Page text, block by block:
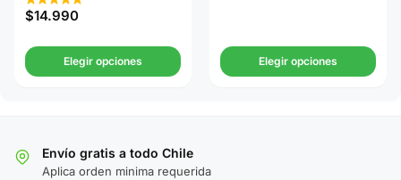
$14.990
Elegir opciones Elegir opciones
Envío gratis a todo Chile
Aplica orden minima requerida